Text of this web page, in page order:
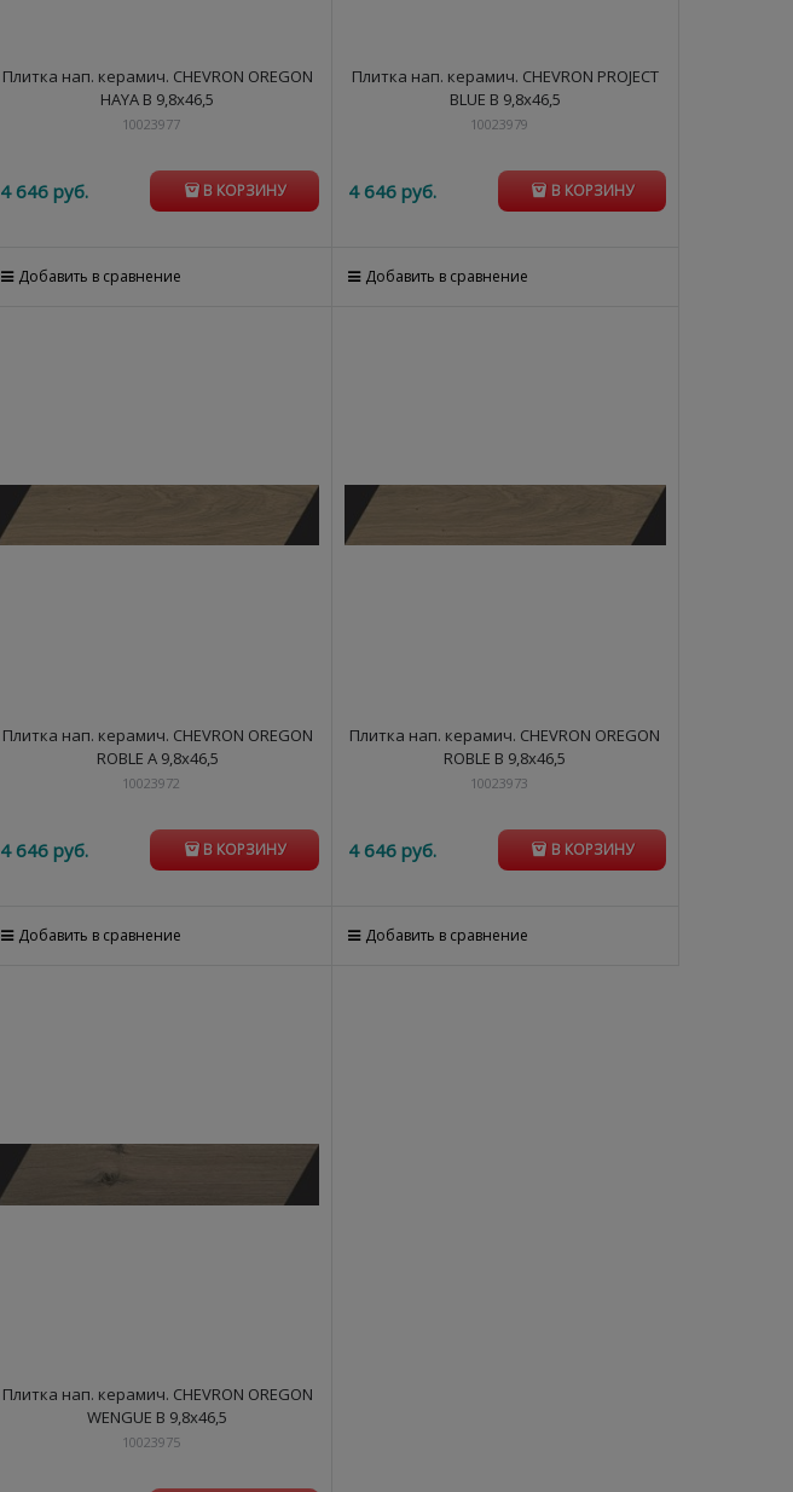
Плитка нап. керамич. CHEVRON OREGON
HAYA B 9,8x46,5
10023977
4 646 руб. В КОРЗИНУ
Добавить в сравнение
Плитка нап. керамич. CHEVRON PROJECT
BLUE B 9,8x46,5
10023979
4 646 руб. В КОРЗИНУ
Добавить в сравнение
Плитка нап. керамич. CHEVRON OREGON
ROBLE A 9,8x46,5
10023972
4 646 руб. В КОРЗИНУ
Добавить в сравнение
Плитка нап. керамич. CHEVRON OREGON
ROBLE B 9,8x46,5
10023973
4 646 руб. В КОРЗИНУ
Добавить в сравнение
Плитка нап. керамич. CHEVRON OREGON
WENGUE B 9,8x46,5
10023975